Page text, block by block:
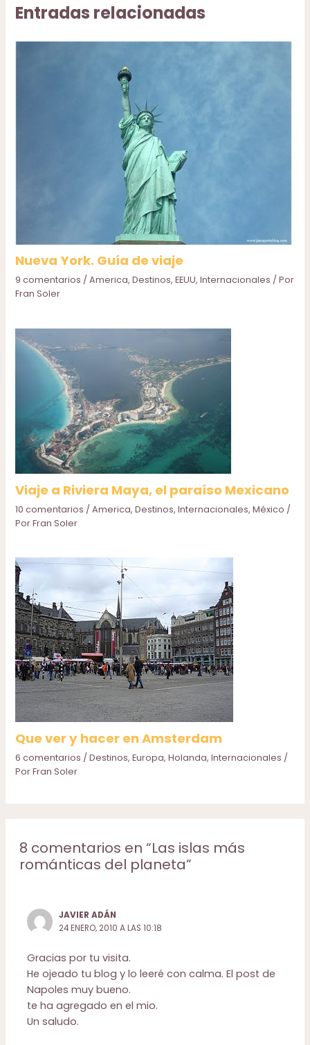
Entradas relacionadas
Nueva York. Guía de viaje
9 comentarios /America,Destinos,EEUU,Internacionales / Por
Fran Soler
Viaje a Riviera Maya, el paraíso Mexicano
10 comentarios /America,Destinos,Internacionales,México /
PorFran Soler
Que ver y hacer en Amsterdam
6 comentarios /Destinos,Europa,Holanda,Internacionales /
PorFran Soler
8 comentarios en “Las islas más
románticas del planeta”
JAVIER ADÁN
24 ENERO, 2010 A LAS 10:18
Gracias por tu visita.
He ojeado tu blog y lo leeré con calma. El post de
Napoles muy bueno.
te ha agregado en el mio.
Un saludo.